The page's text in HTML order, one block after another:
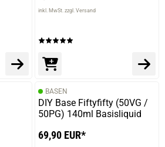
inkl. MwSt. zzgl. Versand
BASEN
DIY Base Fiftyfifty (50VG /
50PG) 140ml Basisliquid
69,90 EUR*